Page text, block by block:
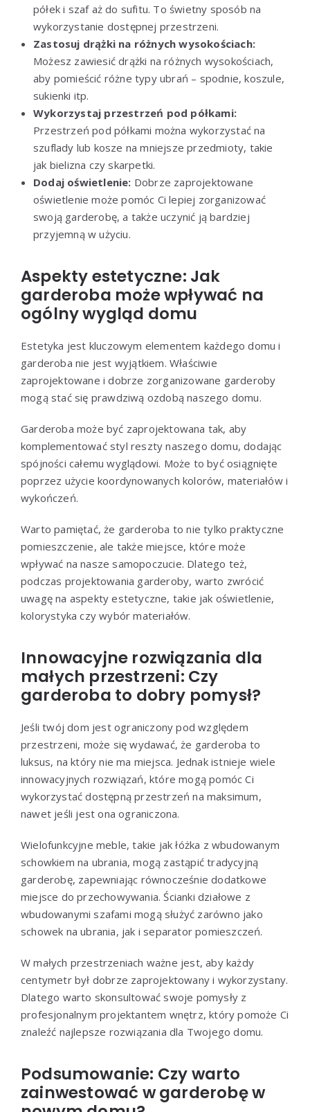
półek i szaf aż do sufitu. To świetny sposób na
wykorzystanie dostępnej przestrzeni.
Zastosuj drążki na różnych wysokościach:
Możesz zawiesić drążki na różnych wysokościach,
aby pomieścić różne typy ubrań – spodnie, koszule,
sukienki itp.
Wykorzystaj przestrzeń pod półkami:
Przestrzeń pod półkami można wykorzystać na
szuflady lub kosze na mniejsze przedmioty, takie
jak bielizna czy skarpetki.
Dodaj oświetlenie: Dobrze zaprojektowane
oświetlenie może pomóc Ci lepiej zorganizować
swoją garderobę, a także uczynić ją bardziej
przyjemną w użyciu.
Aspekty estetyczne: Jak
garderoba może wpływać na
ogólny wygląd domu
Estetyka jest kluczowym elementem każdego domu i
garderoba nie jest wyjątkiem. Właściwie
zaprojektowane i dobrze zorganizowane garderoby
mogą stać się prawdziwą ozdobą naszego domu.
Garderoba może być zaprojektowana tak, aby
komplementować styl reszty naszego domu, dodając
spójności całemu wyglądowi. Może to być osiągnięte
poprzez użycie koordynowanych kolorów, materiałów i
wykończeń.
Warto pamiętać, że garderoba to nie tylko praktyczne
pomieszczenie, ale także miejsce, które może
wpływać na nasze samopoczucie. Dlatego też,
podczas projektowania garderoby, warto zwrócić
uwagę na aspekty estetyczne, takie jak oświetlenie,
kolorystyka czy wybór materiałów.
Innowacyjne rozwiązania dla
małych przestrzeni: Czy
garderoba to dobry pomysł?
Jeśli twój dom jest ograniczony pod względem
przestrzeni, może się wydawać, że garderoba to
luksus, na który nie ma miejsca. Jednak istnieje wiele
innowacyjnych rozwiązań, które mogą pomóc Ci
wykorzystać dostępną przestrzeń na maksimum,
nawet jeśli jest ona ograniczona.
Wielofunkcyjne meble, takie jak łóżka z wbudowanym
schowkiem na ubrania, mogą zastąpić tradycyjną
garderobę, zapewniając równocześnie dodatkowe
miejsce do przechowywania. Ścianki działowe z
wbudowanymi szafami mogą służyć zarówno jako
schowek na ubrania, jak i separator pomieszczeń.
W małych przestrzeniach ważne jest, aby każdy
centymetr był dobrze zaprojektowany i wykorzystany.
Dlatego warto skonsultować swoje pomysły z
profesjonalnym projektantem wnętrz, który pomoże Ci
znaleźć najlepsze rozwiązania dla Twojego domu.
Podsumowanie: Czy warto
zainwestować w garderobę w